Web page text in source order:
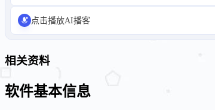
点击播放AI播客
相关资料
软件基本信息